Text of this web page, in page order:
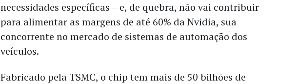
necessidades específicas – e, de quebra, não vai contribuir
para alimentar as margens de até 60% da Nvidia, sua
concorrente no mercado de sistemas de automação dos
veículos.
Fabricado pela TSMC, o chip tem mais de 50 bilhões de